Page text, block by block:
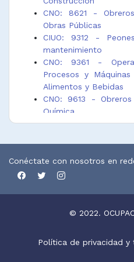
CNO: 8621 -
Obras Públicas
CIUO: 9312 -
mantenimiento
CNO: 9361 -
Procesos y
Alimentos y Bebidas
CNO: 9613 -
Química
CIUO: La
Conéctate con nosotros en
© 2022.
Política de privacidad